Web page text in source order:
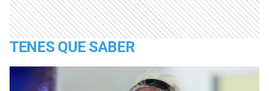
TENES QUE SABER